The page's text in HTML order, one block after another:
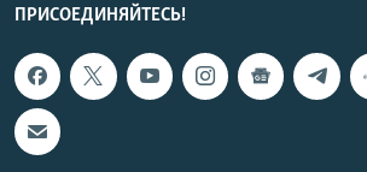
ПРИСОЕДИНЯЙТЕСЬ!